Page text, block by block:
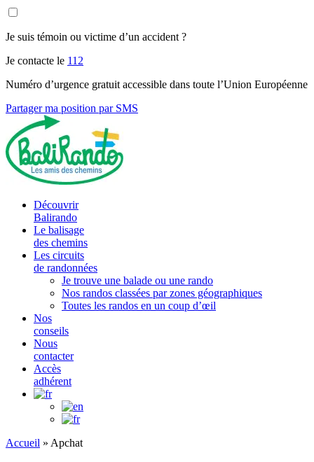
Je suis témoin ou victime d’un accident ?
Je contacte le 112
Numéro d’urgence gratuit accessible dans toute l’Union Européenne
Partager ma position par SMS
Découvrir
Balirando
Le balisage
des chemins
Les circuits
de randonnées
Je trouve une balade ou une rando
Nos randos classées par zones géographiques
Toutes les randos en un coup d’œil
Nos
conseils
Nous
contacter
Accès
adhérent
Accueil » Apchat